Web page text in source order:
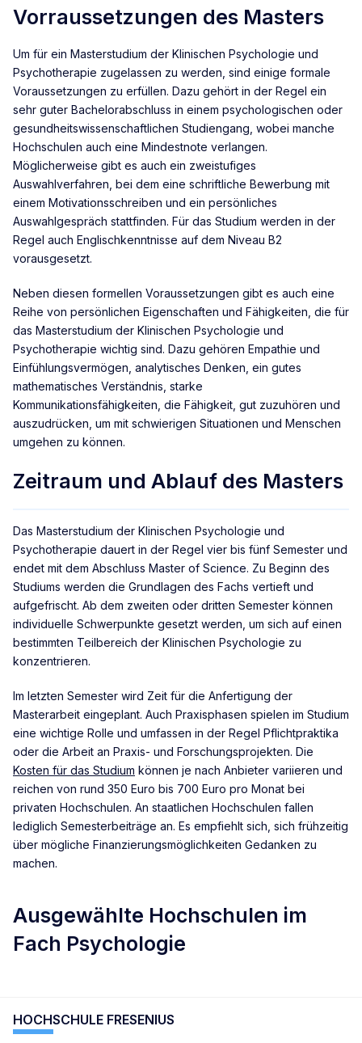
Vorraussetzungen des Masters
Um für ein Masterstudium der Klinischen Psychologie und
Psychotherapie zugelassen zu werden, sind einige formale
Voraussetzungen zu erfüllen. Dazu gehört in der Regel ein
sehr guter Bachelorabschluss in einem psychologischen oder
gesundheitswissenschaftlichen Studiengang, wobei manche
Hochschulen auch eine Mindestnote verlangen.
Möglicherweise gibt es auch ein zweistufiges
Auswahlverfahren, bei dem eine schriftliche Bewerbung mit
einem Motivationsschreiben und ein persönliches
Auswahlgespräch stattfinden. Für das Studium werden in der
Regel auch Englischkenntnisse auf dem Niveau B2
vorausgesetzt.
Neben diesen formellen Voraussetzungen gibt es auch eine
Reihe von persönlichen Eigenschaften und Fähigkeiten, die für
das Masterstudium der Klinischen Psychologie und
Psychotherapie wichtig sind. Dazu gehören Empathie und
Einfühlungsvermögen, analytisches Denken, ein gutes
mathematisches Verständnis, starke
Kommunikationsfähigkeiten, die Fähigkeit, gut zuzuhören und
auszudrücken, um mit schwierigen Situationen und Menschen
umgehen zu können.
Zeitraum und Ablauf des Masters
Das Masterstudium der Klinischen Psychologie und
Psychotherapie dauert in der Regel vier bis fünf Semester und
endet mit dem Abschluss Master of Science. Zu Beginn des
Studiums werden die Grundlagen des Fachs vertieft und
aufgefrischt. Ab dem zweiten oder dritten Semester können
individuelle Schwerpunkte gesetzt werden, um sich auf einen
bestimmten Teilbereich der Klinischen Psychologie zu
konzentrieren.
Im letzten Semester wird Zeit für die Anfertigung der
Masterarbeit eingeplant. Auch Praxisphasen spielen im Studium
eine wichtige Rolle und umfassen in der Regel Pflichtpraktika
oder die Arbeit an Praxis- und Forschungsprojekten. Die
Kosten für das Studium können je nach Anbieter variieren und
reichen von rund 350 Euro bis 700 Euro pro Monat bei
privaten Hochschulen. An staatlichen Hochschulen fallen
lediglich Semesterbeiträge an. Es empfiehlt sich, sich frühzeitig
über mögliche Finanzierungsmöglichkeiten Gedanken zu
machen.
Ausgewählte Hochschulen im
Fach Psychologie
HOCHSCHULE FRESENIUS